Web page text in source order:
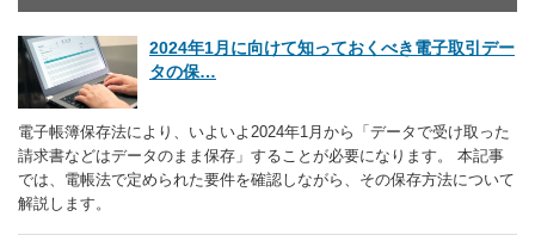
2024年1月に向けて知っておくべき電子取引デー
タの保…
電子帳簿保存法により、いよいよ2024年1月から「データで受け取った
請求書などはデータのまま保存」することが必要になります。 本記事
では、電帳法で定められた要件を確認しながら、その保存方法について
解説します。